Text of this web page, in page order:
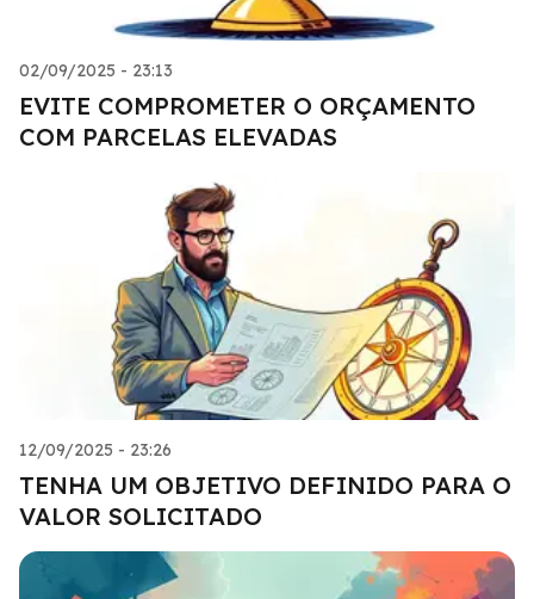
02/09/2025 - 23:13
EVITE COMPROMETER O ORÇAMENTO
COM PARCELAS ELEVADAS
12/09/2025 - 23:26
TENHA UM OBJETIVO DEFINIDO PARA O
VALOR SOLICITADO